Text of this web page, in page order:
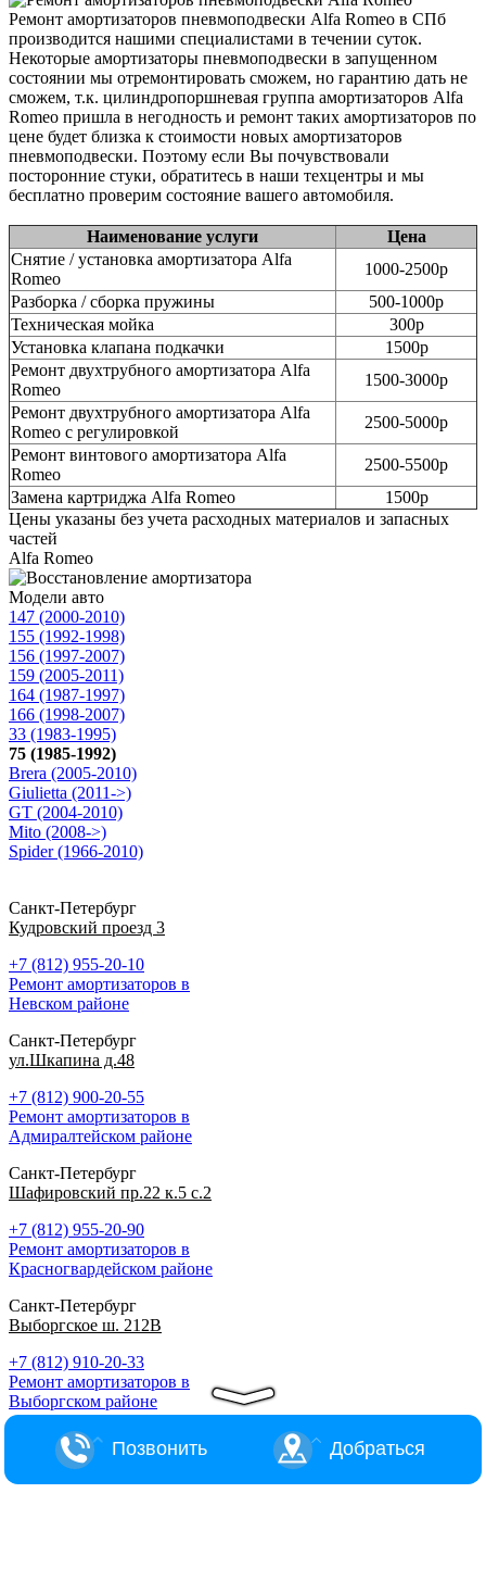
Ремонт амортизаторов пневмоподвески Alfa Romeo в СПб
производится нашими специалистами в течении суток.
Некоторые амортизаторы пневмоподвески в запущенном
состоянии мы отремонтировать сможем, но гарантию дать не
сможем, т.к. цилиндропоршневая группа амортизаторов Alfa
Romeo пришла в негодность и ремонт таких амортизаторов по
цене будет близка к стоимости новых амортизаторов
пневмоподвески. Поэтому если Вы почувствовали
посторонние стуки, обратитесь в наши техцентры и мы
бесплатно проверим состояние вашего автомобиля.
Наименование услуги
Цена
Снятие / установка амортизатора Alfa
Romeo
1000-2500р
Разборка / сборка пружины
500-1000р
Техническая мойка
300р
Установка клапана подкачки
1500р
Ремонт двухтрубного амортизатора Alfa
Romeo
1500-3000р
Ремонт двухтрубного амортизатора Alfa
Romeo с регулировкой
2500-5000р
Ремонт винтового амортизатора Alfa
Romeo
2500-5500р
Замена картриджа Alfa Romeo
1500р
Цены указаны без учета расходных материалов и запасных
частей
Alfa Romeo
Модели авто
147 (2000-2010)
155 (1992-1998)
156 (1997-2007)
159 (2005-2011)
164 (1987-1997)
166 (1998-2007)
33 (1983-1995)
75 (1985-1992)
Brera (2005-2010)
Giulietta (2011->)
GT (2004-2010)
Mito (2008->)
Spider (1966-2010)
Санкт-Петербург
Кудровский проезд 3
+7 (812) 955-20-10
Ремонт амортизаторов в
Невском районе
Санкт-Петербург
ул.Шкапина д.48
+7 (812) 900-20-55
Ремонт амортизаторов в
Адмиралтейском районе
Санкт-Петербург
Шафировский пр.22 к.5 с.2
+7 (812) 955-20-90
Ремонт амортизаторов в
Красногвардейском районе
Санкт-Петербург
Выборгское ш. 212В
+7 (812) 910-20-33
Ремонт амортизаторов в
Выборгском районе
Позвонить Добраться